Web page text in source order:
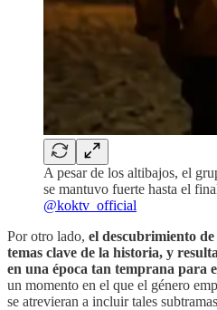
A pesar de los altibajos, el
se mantuvo fuerte hasta el
@koktv_official
Por otro lado, el descubrimiento
temas clave de la historia, y
en una época tan temprana para
un momento en el que el género
se atrevieran a incluir tales